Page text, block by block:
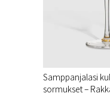
Samppanjalasi
sormukset –